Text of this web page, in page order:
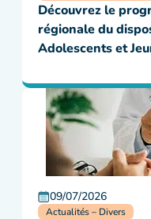
Découvrez le
régionale du
Adolescents et
09/07/2026
Actualités – Divers